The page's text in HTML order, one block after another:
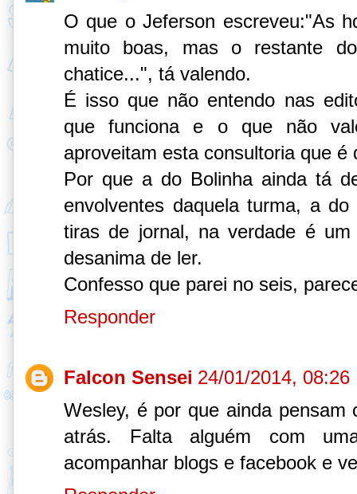
O que o Jeferson escreveu:"As
muito boas, mas o restante
chatice...", tá valendo.
É isso que não entendo nas
que funciona e o que não
aproveitam esta consultoria que
Por que a do Bolinha ainda tá
envolventes daquela turma, a
tiras de jornal, na verdade é
desanima de ler.
Confesso que parei no seis,
Responder
Falcon Sensei 24/01/2014, 08:26
Wesley, é por que ainda
atrás. Falta alguém com
acompanhar blogs e facebook e